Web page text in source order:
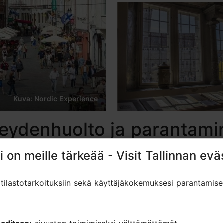
Kuva: Nordic Experience
ja
on meille tärkeää - Visit Tallinnan
sekä käyttäjäkokemuksesi
on meille tärkeää - Visit Tallinnan
sekä käyttäjäkokemuksesi